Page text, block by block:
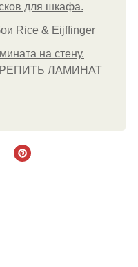
для шкафа.
Rice & Eijffinger
на стену.
ЛАМИНАТ